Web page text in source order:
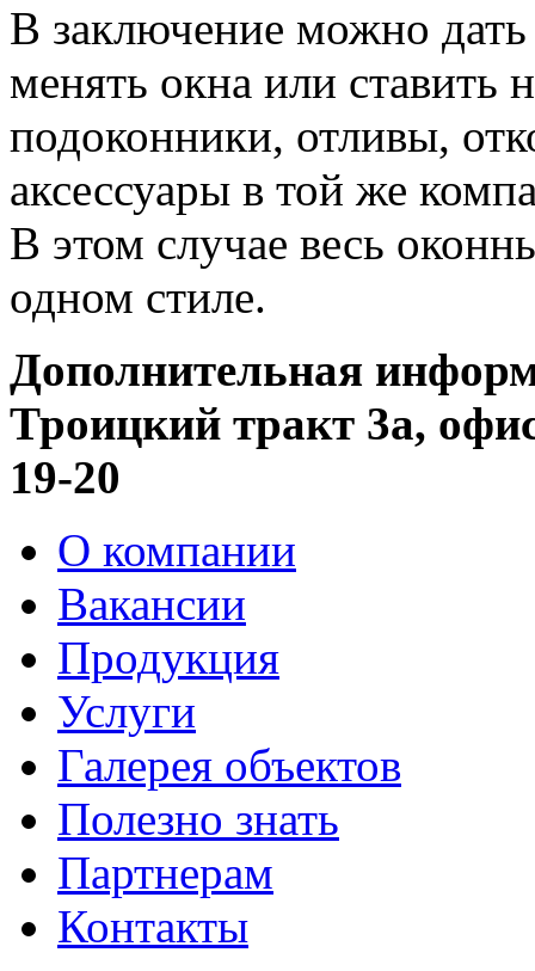
В заключение можно
менять окна или ставить
подоконники, отливы,
аксессуары в той же
В этом случае весь
одном стиле.
Дополнительная
Троицкий тракт 3а,
19-20
О компании
Вакансии
Продукция
Услуги
Галерея объектов
Полезно знать
Партнерам
Контакты